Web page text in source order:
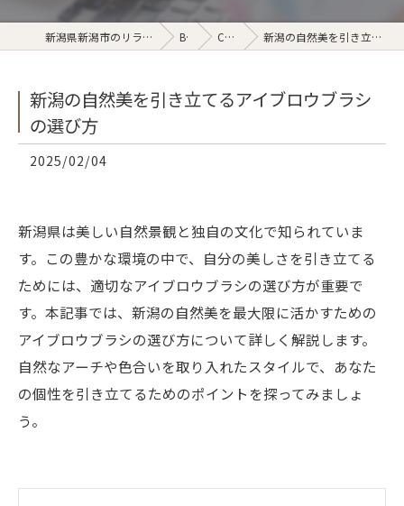
新潟県新潟市のリラクゼーションならSukhairo Blog Column 新潟の自然美を引き立てるアイブロウブラシの選び方
新潟の自然美を引き立てるアイブロウブラシ
の選び方
2025/02/04
新潟県は美しい自然景観と独自の文化で知られていま
す。この豊かな環境の中で、自分の美しさを引き立てる
ためには、適切なアイブロウブラシの選び方が重要で
す。本記事では、新潟の自然美を最大限に活かすための
アイブロウブラシの選び方について詳しく解説します。
自然なアーチや色合いを取り入れたスタイルで、あなた
の個性を引き立てるためのポイントを探ってみましょ
う。